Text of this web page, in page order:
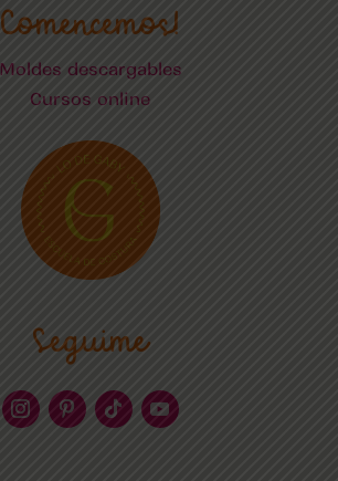
Comencemos!
Moldes descargables
Cursos online
Seguime